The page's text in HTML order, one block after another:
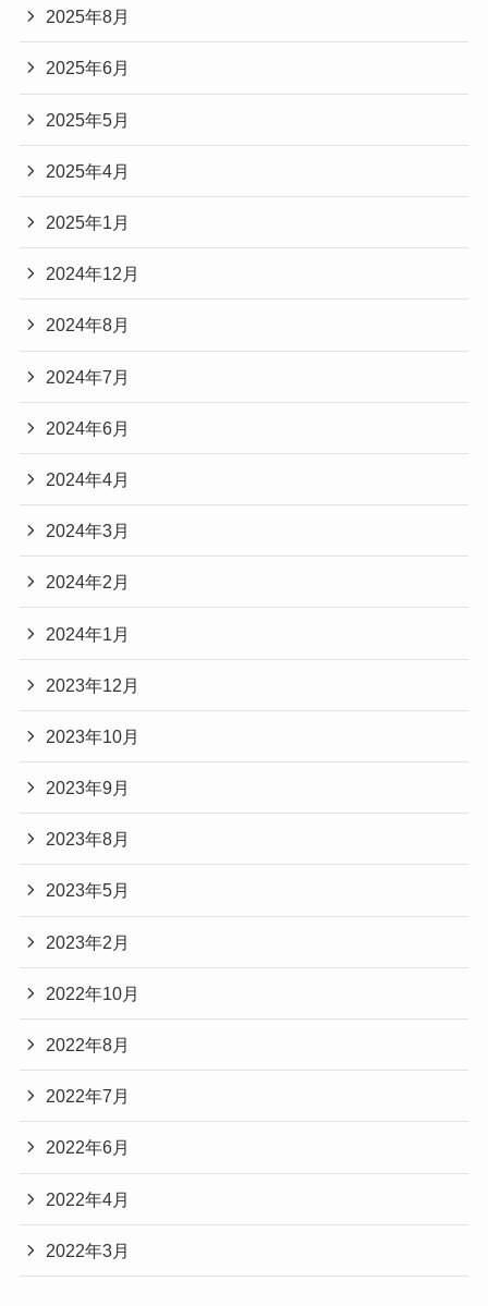
2025年8月
2025年6月
2025年5月
2025年4月
2025年1月
2024年12月
2024年8月
2024年7月
2024年6月
2024年4月
2024年3月
2024年2月
2024年1月
2023年12月
2023年10月
2023年9月
2023年8月
2023年5月
2023年2月
2022年10月
2022年8月
2022年7月
2022年6月
2022年4月
2022年3月